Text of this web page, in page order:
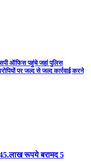
ऑफिस पहुंचे जहां पुलिस
पर जल्द से जल्द कार्रवाई करने
रूपये बरामद 5